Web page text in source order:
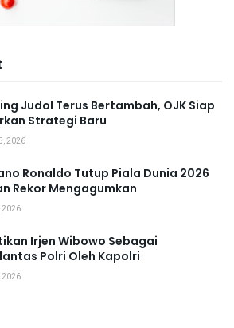
Judol Terus Bertambah, OJK Siap
Strategi Baru
2026
Ronaldo Tutup Piala Dunia 2026
Rekor Mengagumkan
2026
Irjen Wibowo Sebagai
Polri Oleh Kapolri
2026